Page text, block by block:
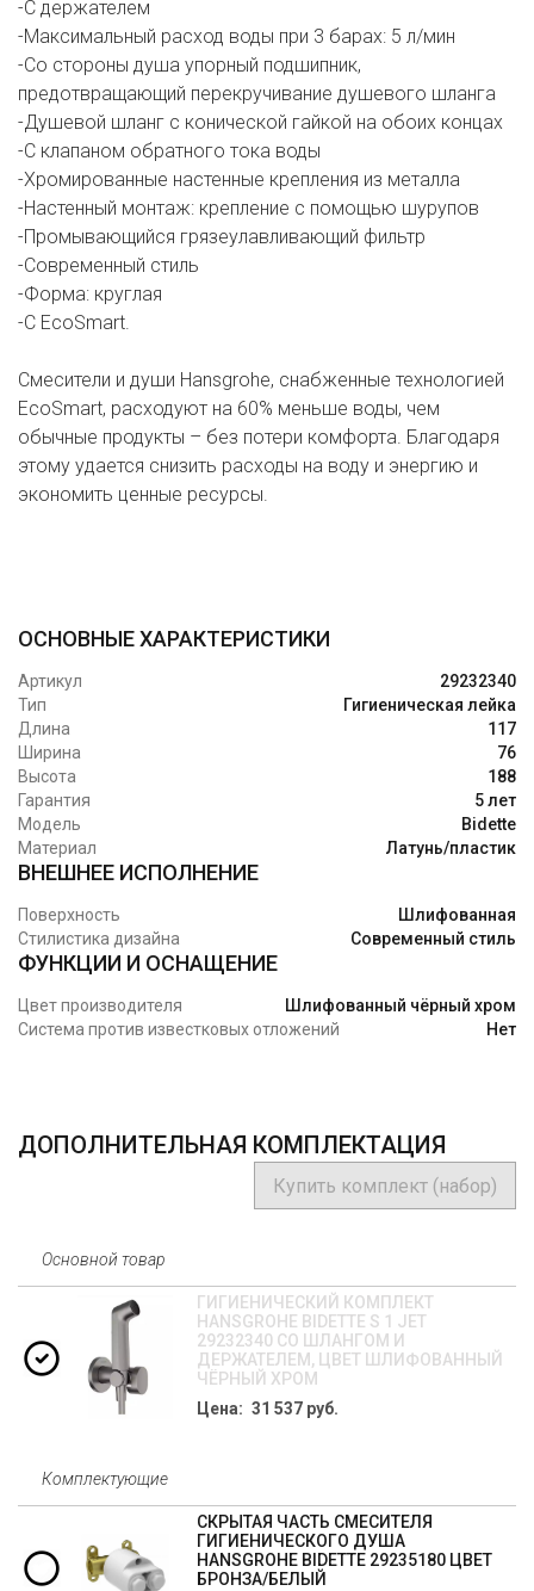
-С держателем
-Максимальный расход воды при 3 барах: 5 л/мин
-Со стороны душа упорный подшипник,
предотвращающий перекручивание душевого шланга
-Душевой шланг с конической гайкой на обоих концах
-С клапаном обратного тока воды
-Хромированные настенные крепления из металла
-Настенный монтаж: крепление с помощью шурупов
-Промывающийся грязеулавливающий фильтр
-Современный стиль
-Форма: круглая
-С EcoSmart.
Смесители и души Hansgrohe, снабженные технологией
EcoSmart, расходуют на 60% меньше воды, чем
обычные продукты – без потери комфорта. Благодаря
этому удается снизить расходы на воду и энергию и
экономить ценные ресурсы.
ОСНОВНЫЕ ХАРАКТЕРИСТИКИ
Артикул
29232340
Тип
Гигиеническая лейка
Длина
117
Ширина
76
Высота
188
Гарантия
5 лет
Модель
Bidette
Материал
Латунь/пластик
ВНЕШНЕЕ ИСПОЛНЕНИЕ
Поверхность
Шлифованная
Стилистика дизайна
Современный стиль
ФУНКЦИИ И ОСНАЩЕНИЕ
Цвет производителя
Шлифованный чёрный хром
Система против известковых отложений
Нет
ДОПОЛНИТЕЛЬНАЯ КОМПЛЕКТАЦИЯ
Купить комплект (набор)
Основной товар
ГИГИЕНИЧЕСКИЙ КОМПЛЕКТ
HANSGROHE BIDETTE S 1 JET
29232340 СО ШЛАНГОМ И
ДЕРЖАТЕЛЕМ, ЦВЕТ ШЛИФОВАННЫЙ
ЧЁРНЫЙ ХРОМ
Цена: 31 537 руб.
Комплектующие
СКРЫТАЯ ЧАСТЬ СМЕСИТЕЛЯ
ГИГИЕНИЧЕСКОГО ДУША
HANSGROHE BIDETTE 29235180 ЦВЕТ
БРОНЗА/БЕЛЫЙ